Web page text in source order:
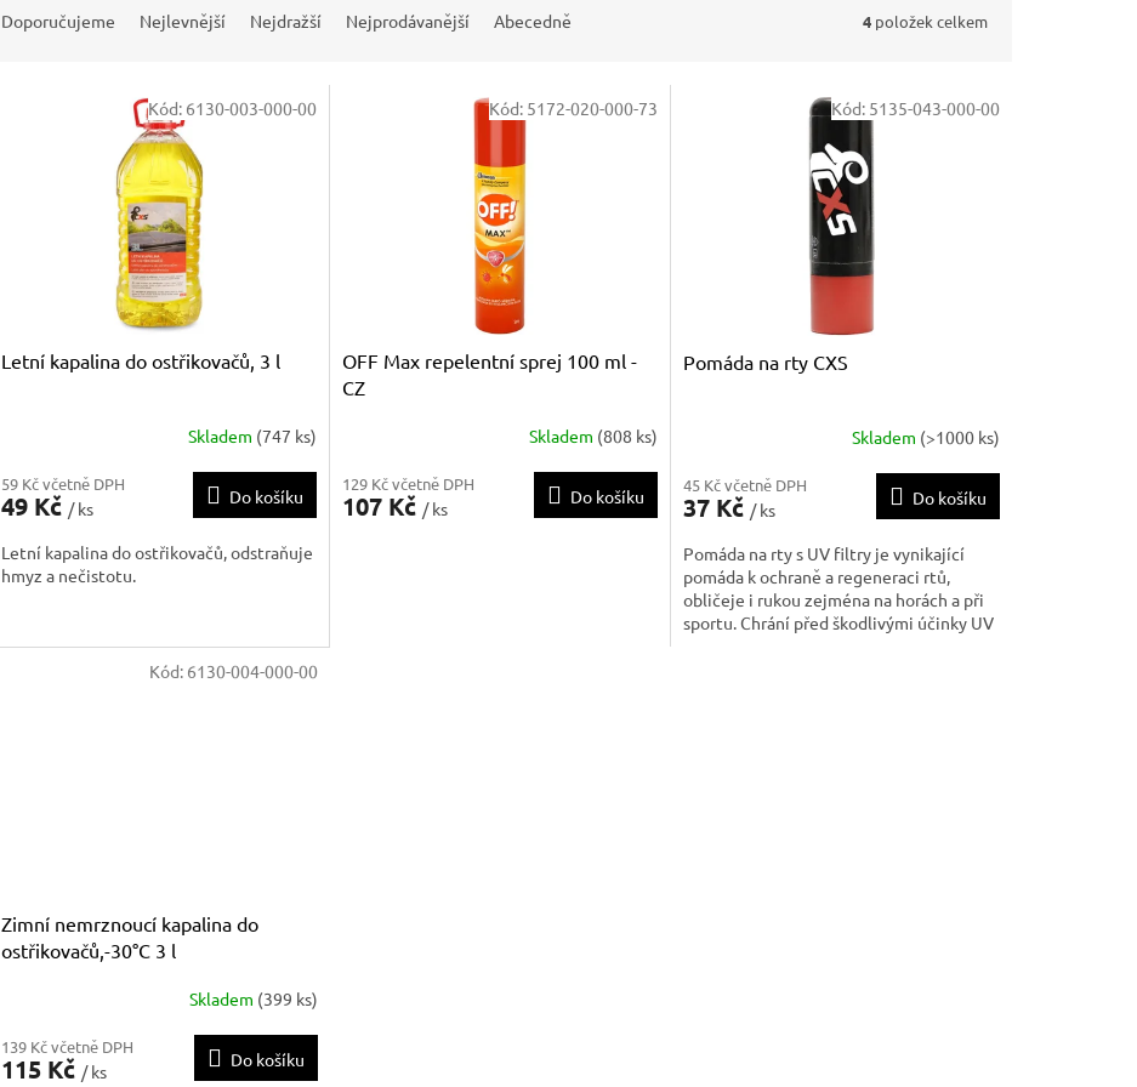
Doporučujeme Nejlevnější Nejdražší Nejprodávanější Abecedně 4 položek celkem
Letní kapalina do ostřikovačů, 3 l
Skladem (747 ks)
59 Kč včetně DPH
49 Kč / ks
Do košíku
Letní kapalina do ostřikovačů, odstraňuje
hmyz a nečistotu.
Kód: 6130-003-000-00
OFF Max repelentní sprej 100 ml -
CZ
Skladem (808 ks)
129 Kč včetně DPH
107 Kč / ks
Do košíku
Kód: 5172-020-000-73
Pomáda na rty CXS
Skladem (>1000 ks)
45 Kč včetně DPH
37 Kč / ks
Do košíku
Pomáda na rty s UV filtry je vynikající
pomáda k ochraně a regeneraci rtů,
obličeje i rukou zejména na horách a při
sportu. Chrání před škodlivými účinky UV
Kód: 5135-043-000-00
Zimní nemrznoucí kapalina do
ostřikovačů,-30°C 3 l
Skladem (399 ks)
139 Kč včetně DPH
115 Kč / ks
Do košíku
Kód: 6130-004-000-00